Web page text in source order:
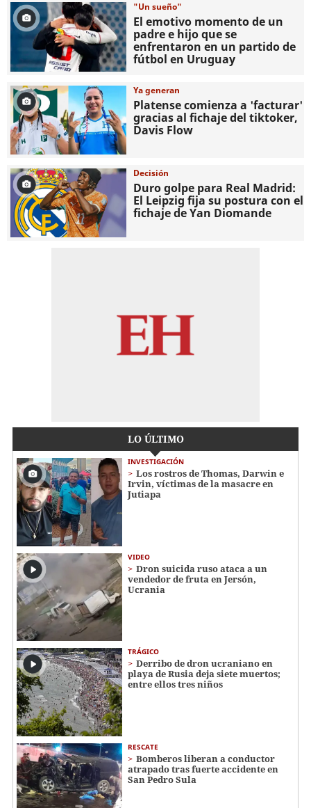
"Un sueño"
El emotivo momento de un
padre e hijo que se
enfrentaron en un partido de
fútbol en Uruguay
Ya generan
Platense comienza a 'facturar'
gracias al fichaje del tiktoker,
Davis Flow
Decisión
Duro golpe para Real Madrid:
El Leipzig fija su postura con el
fichaje de Yan Diomande
LO ÚLTIMO
INVESTIGACIÓN
Los rostros de Thomas, Darwin e
Irvin, víctimas de la masacre en
Jutiapa
VIDEO
Dron suicida ruso ataca a un
vendedor de fruta en Jersón,
Ucrania
TRÁGICO
Derribo de dron ucraniano en
playa de Rusia deja siete muertos;
entre ellos tres niños
RESCATE
Bomberos liberan a conductor
atrapado tras fuerte accidente en
San Pedro Sula